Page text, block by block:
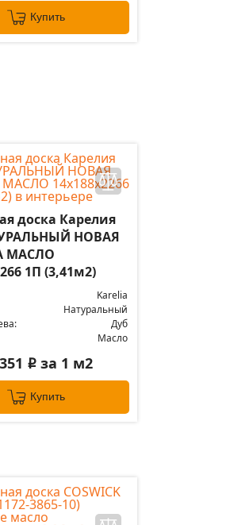
Купить
доска Карелия
НОВАЯ
МАСЛО
1П (3,41м2)
Karelia
Натуральный
Дуб
Масло
iза 1 м2
Купить